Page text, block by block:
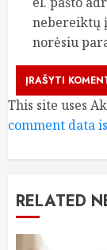
nebereiktų
norėsiu
This site uses
comment data
RELATED